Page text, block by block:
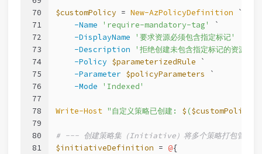
70
71
72
73
74
75
76
77
78
79
80
81
$customPolicy = New-AzPolicyDefinition `
-Name
'require-mandatory-tag'
`
-DisplayName
'要求资源必须包含指定标记'
-Description
'拒绝创建未包含指定标记的资源，
-Policy $parameterizedRule `
-Parameter $policyParameters `
-Mode
'Indexed'
Write-Host "自定义策略已创建: $ ($customPolicy
# --- 创建策略集（Initiative）将多个策略打包管理
$initiativeDefinition = @{